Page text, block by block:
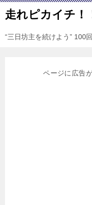
走れピカイチ！
“三日坊主を続けよう” 100
ページに広告